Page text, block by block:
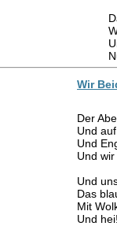
Wir
Der
Und
Und
Und
Und
Das
Mit
Und